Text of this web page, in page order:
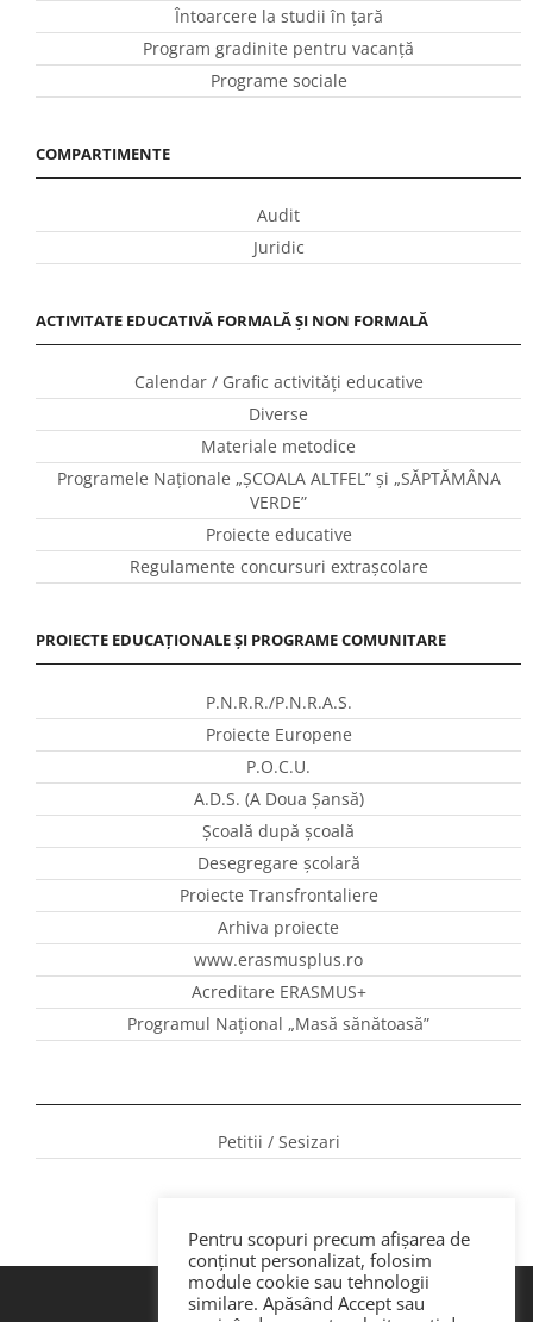
Întoarcere la studii în ţară
Program gradinite pentru vacanţă
Programe sociale
COMPARTIMENTE
Audit
Juridic
ACTIVITATE EDUCATIVĂ FORMALĂ ȘI NON FORMALĂ
Calendar / Grafic activităţi educative
Diverse
Materiale metodice
Programele Naţionale „ŞCOALA ALTFEL” și „SĂPTĂMÂNA
VERDE”
Proiecte educative
Regulamente concursuri extraşcolare
PROIECTE EDUCAȚIONALE ȘI PROGRAME COMUNITARE
P.N.R.R./P.N.R.A.S.
Proiecte Europene
P.O.C.U.
A.D.S. (A Doua Șansă)
Școală după școală
Desegregare școlară
Proiecte Transfrontaliere
Arhiva proiecte
www.erasmusplus.ro
Acreditare ERASMUS+
Programul Național „Masă sănătoasă”
Petitii / Sesizari
Pentru scopuri precum afișarea de
conținut personalizat, folosim
module cookie sau tehnologii
similare. Apăsând Accept sau